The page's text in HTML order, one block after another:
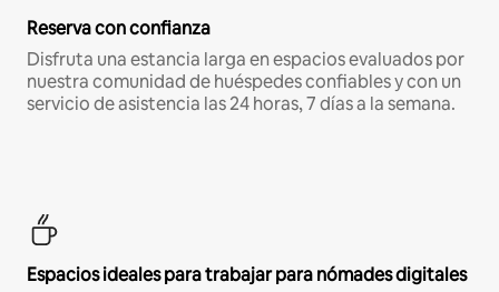
Reserva con confianza
Disfruta una estancia larga en espacios evaluados por
nuestra comunidad de huéspedes confiables y con un
servicio de asistencia las 24 horas, 7 días a la semana.
Espacios ideales para trabajar para nómades digitales